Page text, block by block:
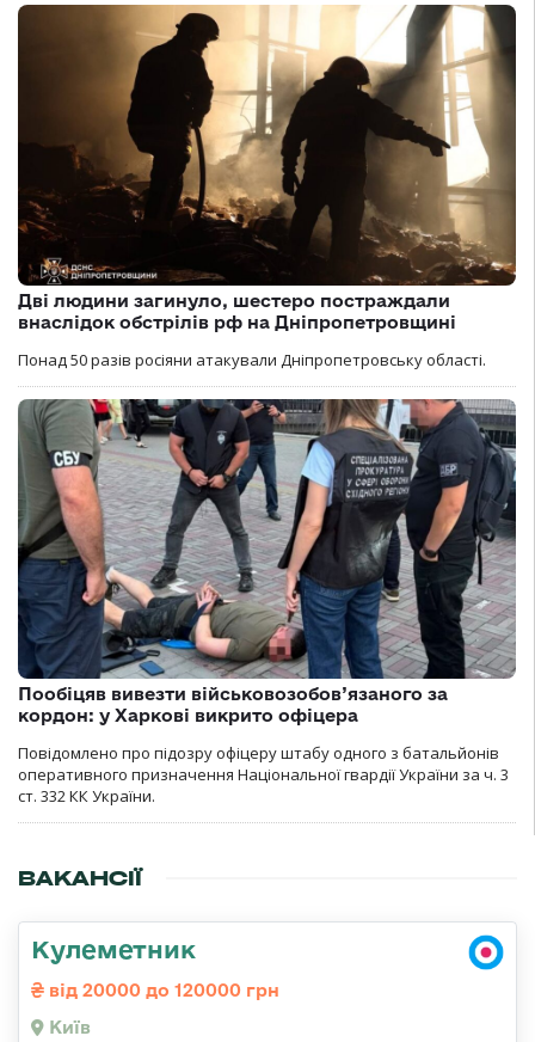
Дві людини загинуло, шестеро постраждали
внаслідок обстрілів рф на Дніпропетровщині
Понад 50 разів росіяни атакували Дніпропетровську області.
Пообіцяв вивезти військовозобов’язаного за
кордон: у Харкові викрито офіцера
Повідомлено про підозру офіцеру штабу одного з батальйонів
оперативного призначення Національної гвардії України за ч. 3
ст. 332 КК України.
ВАКАНСІЇ
Кулеметник
від 20000 до 120000 грн
Київ